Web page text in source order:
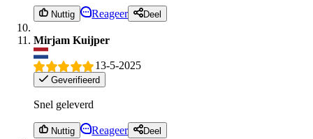
Nuttig Reageer Deel
Mirjam Kuijper
13-5-2025
Geverifieerd
Snel geleverd
Nuttig Reageer Deel